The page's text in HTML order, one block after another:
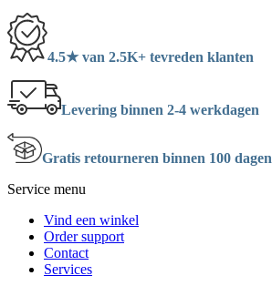
4.5★ van 2.5K+ tevreden klanten
Levering binnen 2-4 werkdagen
Gratis retourneren binnen 100 dagen
Service menu
Vind een winkel
Order support
Contact
Services